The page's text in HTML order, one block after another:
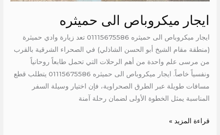
ايجار ميكروباص الى حميثره
ايجار ميكروباص الى حميثره 01115675586 تعد زيارة وادي حميثرة
(منطقة مقام الشيخ أبو الحسن الشاذلي) في الصحراء الشرقية بالقرب
من مرسى علم واحدة من أهم الرحلات التي تحمل طابعاً روحانياً
ونفسياً خاصاً. ايجار ميكروباص الى حميثره 01115675586 يتطلب قطع
مسافات طويلة عبر الطرق الصحراوية، فإن اختيار وسيلة السفر
المناسبة يمثل الخطوة الأولى لضمان رحلة آمنة
قراءة المزيد »